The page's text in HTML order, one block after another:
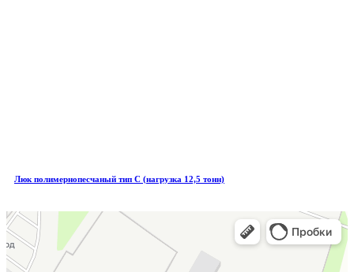
Люк полимернопесчаный тип С (нагрузка 12,5 тонн)